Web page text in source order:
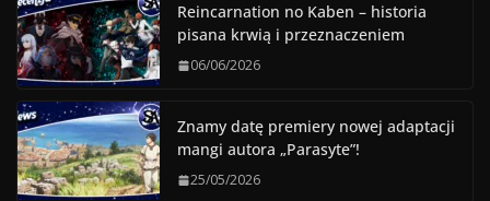
Reincarnation no Kaben – historia
pisana krwią i przeznaczeniem
06/06/2026
Znamy datę premiery nowej adaptacji
mangi autora „Parasyte”!
25/05/2026